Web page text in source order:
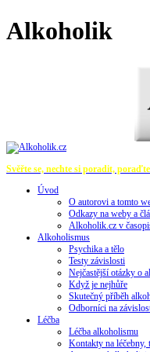
Alkoholik
Svěřte se, nechte si poradit,
Úvod
O autorovi a tomto
Odkazy na weby a
Alkoholik.cz v
Alkoholismus
Psychika a tělo
Testy závislosti
Nejčastější otázky o
Když je nejhůře
Skutečný příběh
Odborníci na
Léčba
Léčba alkoholismu
Kontakty na léčebny,